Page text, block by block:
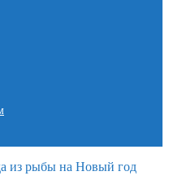
из рыбы на Новый год